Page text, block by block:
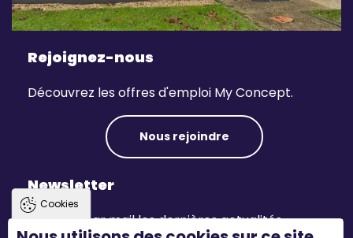
Rejoignez-nous
Découvrez les offres d'emploi My Concept.
Nous rejoindre
Newsletter
Recevez par mail les dernières actualités.
Cookies